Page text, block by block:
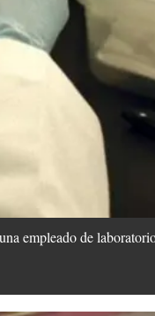
empleado de